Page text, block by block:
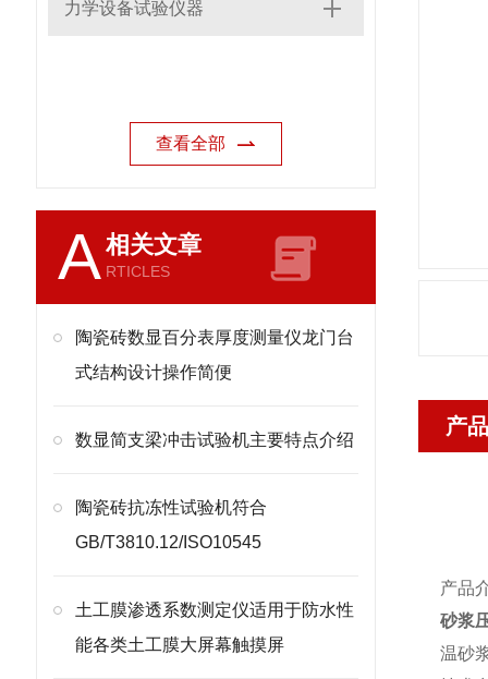
力学设备试验仪器
查看全部
A相关文章
RTICLES
陶瓷砖数显百分表厚度测量仪龙门台
式结构设计操作简便
​数显简支梁冲击试验机主要特点介绍
陶瓷砖抗冻性试验机符合
GB/T3810.12/ISO10545
土工膜渗透系数测定仪适用于防水性
能各类土工膜大屏幕触摸屏
产
产品
砂浆
温砂